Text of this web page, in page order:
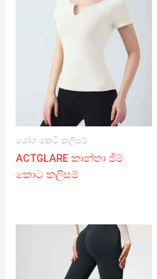
යෝග කෙටි කලිසම්
ACTGLARE කාන්තා ජිම්
කොට කලිසම්